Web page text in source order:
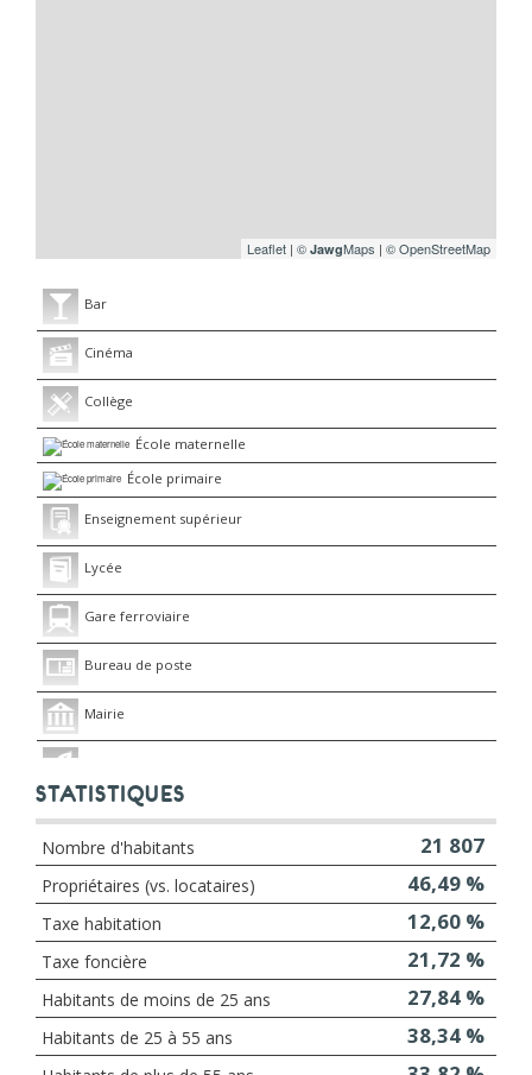
Leaflet | © JawgMaps | © OpenStreetMap
Bar
Cinéma
Collège
École maternelle
École primaire
Enseignement supérieur
Lycée
Gare ferroviaire
Bureau de poste
Mairie
STATISTIQUES
Nombre d'habitants 21 807
Propriétaires (vs. locataires) 46,49 %
Taxe habitation 12,60 %
Taxe foncière 21,72 %
Habitants de moins de 25 ans 27,84 %
Habitants de 25 à 55 ans 38,34 %